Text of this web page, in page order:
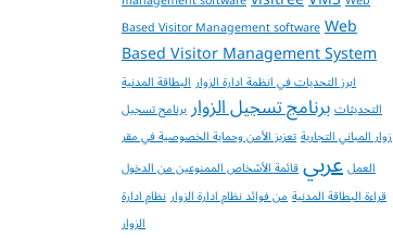
Based Visitor Management softwareWeb
Based Visitor Management System
ابرز التحديات في انظمة ادارة الزوارالبطاقة المدنية
التحديثاتبرنامج تسجيل الزواربرنامج تسجيل
زوار المباني التجاريةتعزيز الأمن وحماية الخصوصية في مقر
العملعربيقائمة الأشخاص الممنوعين من الدخول
قراءة البطاقة المدنيةمن فوائد نظام ادارة الزوارنظام ادارة
الزوار